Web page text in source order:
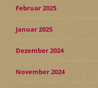
Februar 2025
Januar 2025
Dezember 2024
November 2024